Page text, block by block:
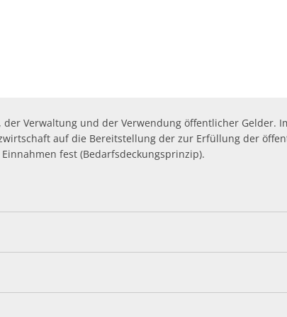
Verwaltung und der Verwendung öffentlicher
auf die Bereitstellung der zur Erfüllung der
fest (Bedarfsdeckungsprinzip).